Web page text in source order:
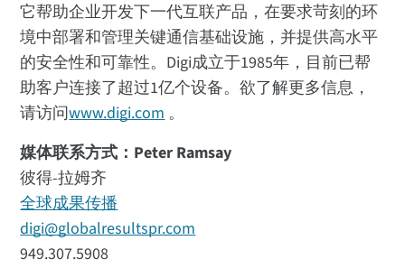
它帮助企业开发下一代互联产品，在要求苛刻的环
境中部署和管理关键通信基础设施，并提供高水平
的安全性和可靠性。Digi成立于1985年，目前已帮
助客户连接了超过1亿个设备。欲了解更多信息，
请访问www.digi.com。
媒体联系方式：Peter Ramsay
彼得-拉姆齐
全球成果传播
digi@globalresultspr.com
949.307.5908